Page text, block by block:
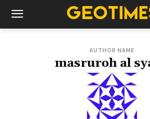
AUTHOR NAME
masruroh al